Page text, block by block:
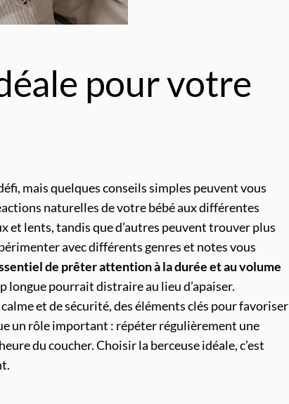
pour votre
mais quelques conseils simples peuvent vous
naturelles de votre bébé aux différentes
et lents, tandis que d’autres peuvent trouver plus
avec différents genres et notes vous
de prêter attention à la durée et au volume
longue pourrait distraire au lieu d’apaiser.
et de sécurité, des éléments clés pour favoriser
un rôle important : répéter régulièrement une
du coucher. Choisir la berceuse idéale, c’est